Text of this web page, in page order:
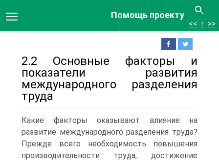
Помощь проекту
<< ↑ >>
2.2 Основные факторы и
показатели развития
международного разделения
труда
Какие факторы оказывают влияние на
развитие международного разделения труда?
Прежде всего необходимость повышения
производительности труда, достижение